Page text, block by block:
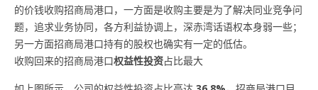
的价钱收购招商局港口，一方面是收购主要是为了解决同业竞争问
题，追求业务协同，各方利益协调上，深赤湾话语权本身弱一些；
另一方面招商局港口持有的股权也确实有一定的低估。
收购回来的招商局港口权益性投资占比最大